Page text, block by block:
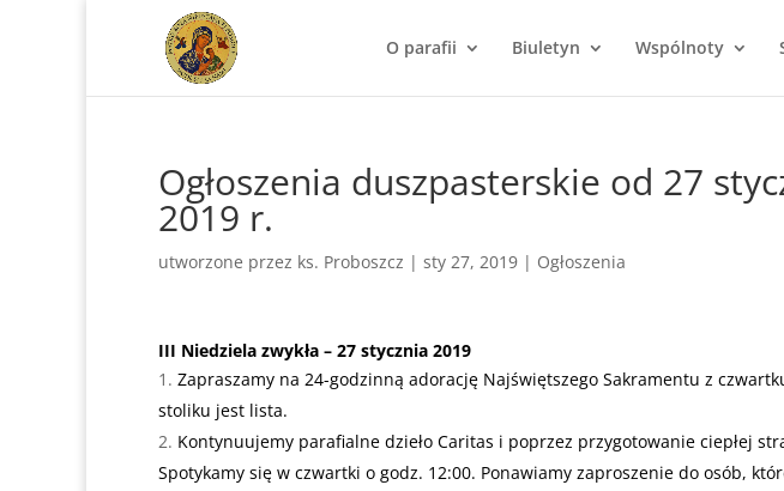
O parafii Biuletyn Wspólnoty
Ogłoszenia duszpasterskie od 27
2019 r.
utworzone przez ks. Proboszcz | sty 27, 2019 | Ogłoszenia
III Niedziela zwykła – 27 stycznia 2019
Zapraszamy na 24-godzinną adorację Najświętszego Sakramentu z
stoliku jest lista.
Kontynuujemy parafialne dzieło Caritas i poprzez przygotowanie ciepłej
Spotykamy się w czwartki o godz. 12:00. Ponawiamy zaproszenie do osób,